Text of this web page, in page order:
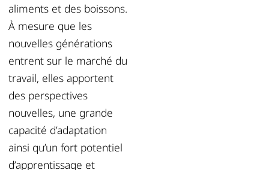
aliments et des boissons.
À mesure que les
nouvelles générations
entrent sur le marché du
travail, elles apportent
des perspectives
nouvelles, une grande
capacité d’adaptation
ainsi qu’un fort potentiel
d’apprentissage et